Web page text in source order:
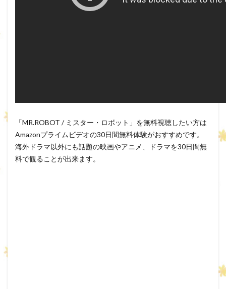
「MR.ROBOT / ミスター・ロボット」を無料視聴したい方は
Amazonプライムビデオの30日間無料体験がおすすめです。
海外ドラマ以外にも話題の映画やアニメ、ドラマを30日間無
料で観ることが出来ます。